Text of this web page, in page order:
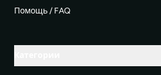
Помощь / FAQ